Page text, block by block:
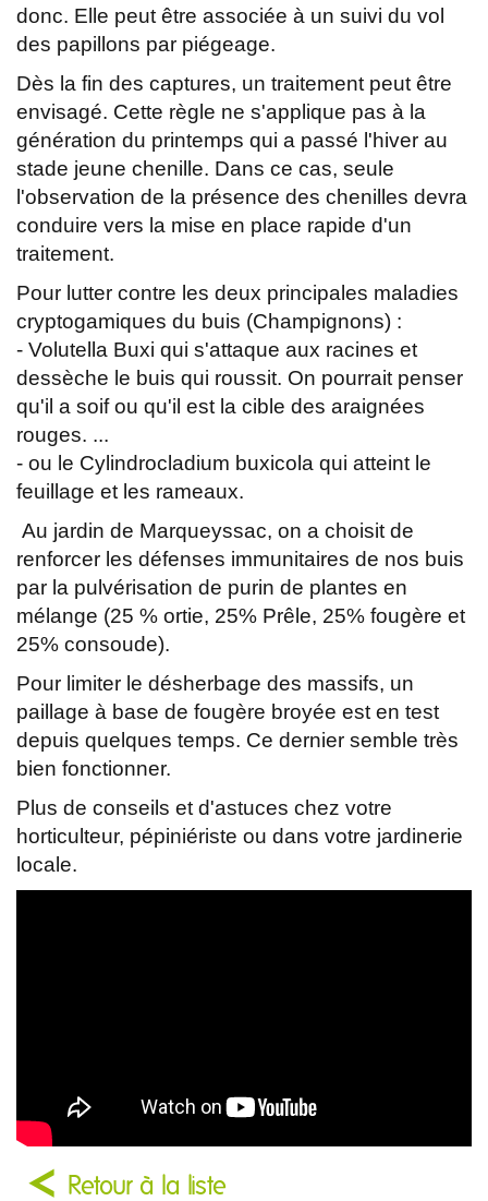
donc. Elle peut être associée à un suivi du vol
des papillons par piégeage.
Dès la fin des captures, un traitement peut être
envisagé. Cette règle ne s'applique pas à la
génération du printemps qui a passé l'hiver au
stade jeune chenille. Dans ce cas, seule
l'observation de la présence des chenilles devra
conduire vers la mise en place rapide d'un
traitement.
Pour lutter contre les deux principales maladies
cryptogamiques du buis (Champignons) :
- Volutella Buxi qui s'attaque aux racines et
dessèche le buis qui roussit. On pourrait penser
qu'il a soif ou qu'il est la cible des araignées
rouges. ...
- ou le Cylindrocladium buxicola qui atteint le
feuillage et les rameaux.
Au jardin de Marqueyssac, on a choisit de
renforcer les défenses immunitaires de nos buis
par la pulvérisation de purin de plantes en
mélange (25 % ortie, 25% Prêle, 25% fougère et
25% consoude).
Pour limiter le désherbage des massifs, un
paillage à base de fougère broyée est en test
depuis quelques temps. Ce dernier semble très
bien fonctionner.
Plus de conseils et d'astuces chez votre
horticulteur, pépiniériste ou dans votre jardinerie
locale.
Retour à la liste